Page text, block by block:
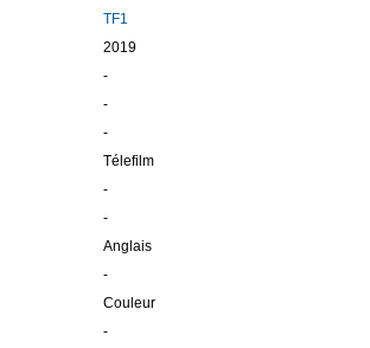
TF1
2019
-
-
-
Télefilm
-
-
Anglais
-
Couleur
-